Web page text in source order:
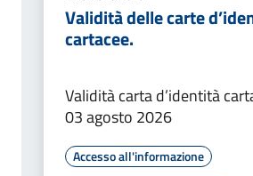
Validità delle carte
cartacee.
Validità carta d’identità
03 agosto 2026
Accesso all'informazione